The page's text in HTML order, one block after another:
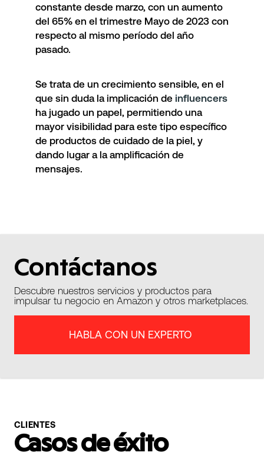
constante desde marzo, con un aumento
del 65% en el trimestre Mayo de 2023 con
respecto al mismo período del año
pasado.
Se trata de un crecimiento sensible, en el
que sin duda la implicación de influencers
ha jugado un papel, permitiendo una
mayor visibilidad para este tipo específico
de productos de cuidado de la piel, y
dando lugar a la amplificación de
mensajes.
Contáctanos
Descubre nuestros servicios y productos para
impulsar tu negocio en Amazon y otros marketplaces.
HABLA CON UN EXPERTO
CLIENTES
Casos de éxito